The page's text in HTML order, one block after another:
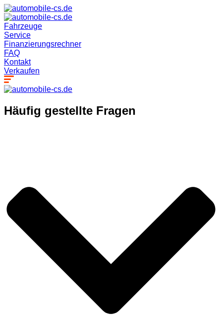
Fahrzeuge
Service
Finanzierungsrechner
FAQ
Kontakt
Verkaufen
Häufig gestellte Fragen